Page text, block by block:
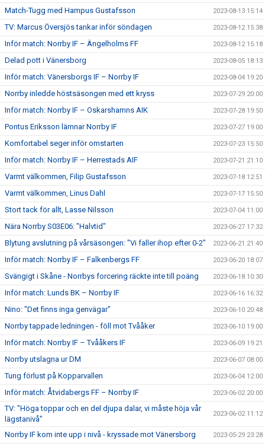
Match-Tugg med Hampus Gustafsson 2023-08-13 15:14
TV: Marcus Översjös tankar inför söndagen 2023-08-12 15:38
Inför match: Norrby IF – Ängelholms FF 2023-08-12 15:18
Delad pott i Vänersborg 2023-08-05 18:13
Inför match: Vänersborgs IF – Norrby IF 2023-08-04 19:20
Norrby inledde höstsäsongen med ett kryss 2023-07-29 20:00
Inför match: Norrby IF – Oskarshamns AIK 2023-07-28 19:50
Pontus Eriksson lämnar Norrby IF 2023-07-27 19:00
Komfortabel seger inför omstarten 2023-07-23 15:50
Inför match: Norrby IF – Herrestads AIF 2023-07-21 21:10
Varmt välkommen, Filip Gustafsson 2023-07-18 12:51
Varmt välkommen, Linus Dahl 2023-07-17 15:50
Stort tack för allt, Lasse Nilsson 2023-07-04 11:00
Nära Norrby S03E06: "Halvtid" 2023-06-27 17:32
Blytung avslutning på vårsäsongen: "Vi faller ihop efter 0-2" 2023-06-21 21:40
Inför match: Norrby IF – Falkenbergs FF 2023-06-20 18:07
Svängigt i Skåne - Norrbys forcering räckte inte till poäng 2023-06-18 10:30
Inför match: Lunds BK – Norrby IF 2023-06-16 16:32
Nino: "Det finns inga genvägar" 2023-06-10 20:48
Norrby tappade ledningen - föll mot Tvååker 2023-06-10 19:00
Inför match: Norrby IF – Tvååkers IF 2023-06-09 19:21
Norrby utslagna ur DM 2023-06-07 08:00
Tung förlust på Kopparvallen 2023-06-04 12:00
Inför match: Åtvidabergs FF – Norrby IF 2023-06-02 20:00
TV: "Höga toppar och en del djupa dalar, vi måste höja vår
lägstanivå"
2023-06-02 11:12
Norrby IF kom inte upp i nivå - kryssade mot Vänersborg 2023-05-29 23:28